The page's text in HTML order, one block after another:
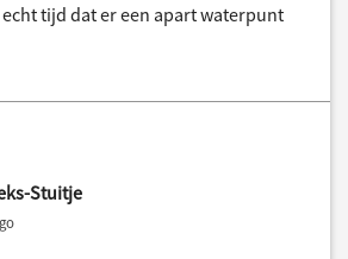
tijd dat er een apart waterpunt
Stuitje